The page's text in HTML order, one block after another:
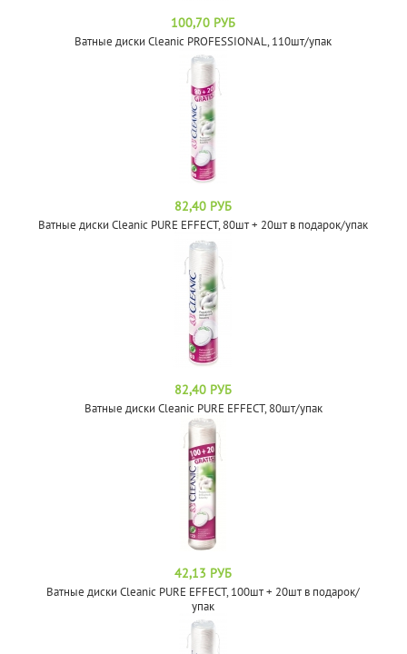
100,70 РУБ
Ватные диски Cleanic PROFESSIONAL, 110шт/упак
82,40 РУБ
Ватные диски Cleanic PURE EFFECT, 80шт + 20шт в подарок/упак
82,40 РУБ
Ватные диски Cleanic PURE EFFECT, 80шт/упак
42,13 РУБ
Ватные диски Cleanic PURE EFFECT, 100шт + 20шт в подарок/
упак